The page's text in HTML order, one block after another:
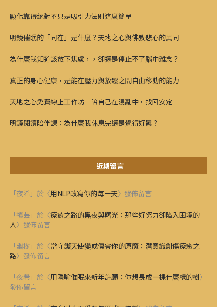
顯化靠得絕對不只是吸引力法則這麼簡單
明鏡催眠的「同在」是什麼？天地之心與佛教悲心的異同
為什麼我知道該放下焦慮，，卻還是停止不了腦中雜念？
真正的身心健康，是能在壓力與放鬆之間自由移動的能力
天地之心免費線上工作坊—陪自己在混亂中，找回安定
明鏡閱讀陪伴課：為什麼我休息完還是覺得好累？
近期留言
「夜希 」於〈用NLP改寫你的每一天〉發佈留言
「禛芸 」於〈療癒之路的黑夜與曙光：那些好努力卻陷入困境的
人〉發佈留言
「幽樹 」於〈當守護天使變成傷害你的原魔：潛意識創傷療癒之
路〉發佈留言
「夜希 」於〈用隱喻催眠來新年許願：你想長成一棵什麼樣的樹〉
發佈留言